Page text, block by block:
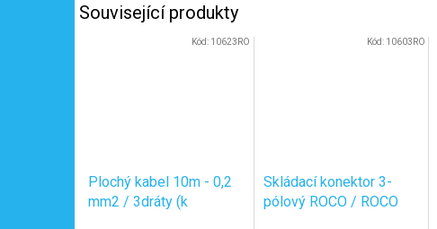
Související produkty
Plochý kabel 10m - 0,2
mm2 / 3dráty (k
Kód: 10623RO
Skládací konektor 3-
pólový ROCO / ROCO
Kód: 10603RO